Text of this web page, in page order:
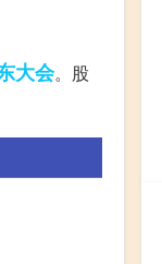
大会。股